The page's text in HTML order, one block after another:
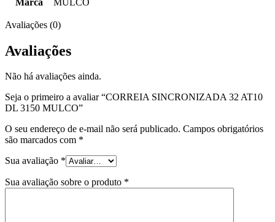
Avaliações (0)
Avaliações
Não há avaliações ainda.
Seja o primeiro a avaliar “CORREIA SINCRONIZADA 32 AT10
DL 3150 MULCO”
O seu endereço de e-mail não será publicado. Campos obrigatórios
são marcados com *
Sua avaliação *
Sua avaliação sobre o produto *